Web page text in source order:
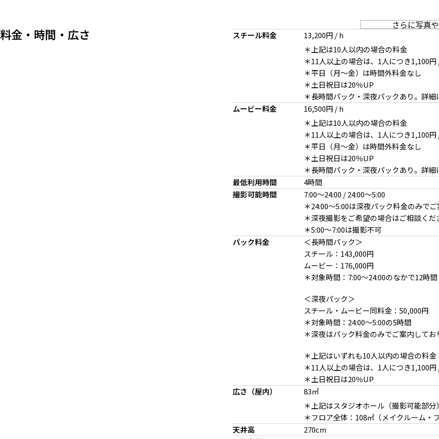
さらに写真
料金・時間・広さ スチール料金
13,200円 / h
＊上記は10人以内の場合の料金
＊11人以上の場合は、1人につき1,100
＊平日（月〜金）は時間外料金なし
＊土日祝日は20％UP
＊長時間パック・深夜パックあり。詳
ムービー料金
16,500円 / h
＊上記は10人以内の場合の料金
＊11人以上の場合は、1人につき1,100
＊平日（月〜金）は時間外料金なし
＊土日祝日は20％UP
＊長時間パック・深夜パックあり。詳
最低利用時間
4時間
撮影可能時間
7:00〜24:00 / 24:00～5:00
＊24:00～5:00は深夜パック料金のみで
＊深夜撮影をご希望の場合はご相談く
＊5:00〜7:00は撮影不可
パック料金
＜長時間パック＞
スチール：143,000円
ムービー：176,000円
＊対象時間：7:00〜24:00のなかで12時間
＜深夜パック＞
スチール・ムービー同料金：50,000円
＊対象時間：24:00～5:00の5時間
＊深夜はパック料金のみでご案内してお
＊上記はいずれも10人以内の場合の料金
＊11人以上の場合は、1人につき1,100
＊土日祝日は20％UP
広さ（屋内）
83㎡
＊上記はスタジオホール（撮影可能部分
＊フロア全体：108㎡（メイクルーム・
天井高
270cm